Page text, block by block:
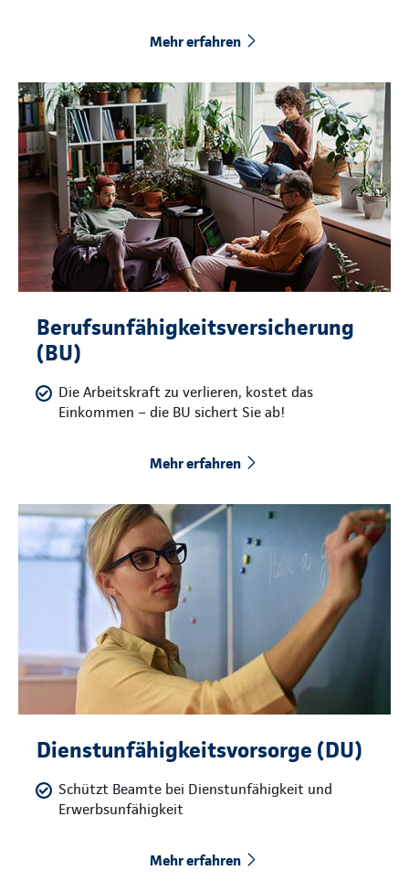
Mehr erfahren
Berufsunfähigkeitsversicherung
(BU)
Die Arbeitskraft zu verlieren, kostet das
Einkommen – die BU sichert Sie ab!
Mehr erfahren
Dienstunfähigkeitsvorsorge (DU)
Schützt Beamte bei Dienstunfähigkeit und
Erwerbsunfähigkeit
Mehr erfahren